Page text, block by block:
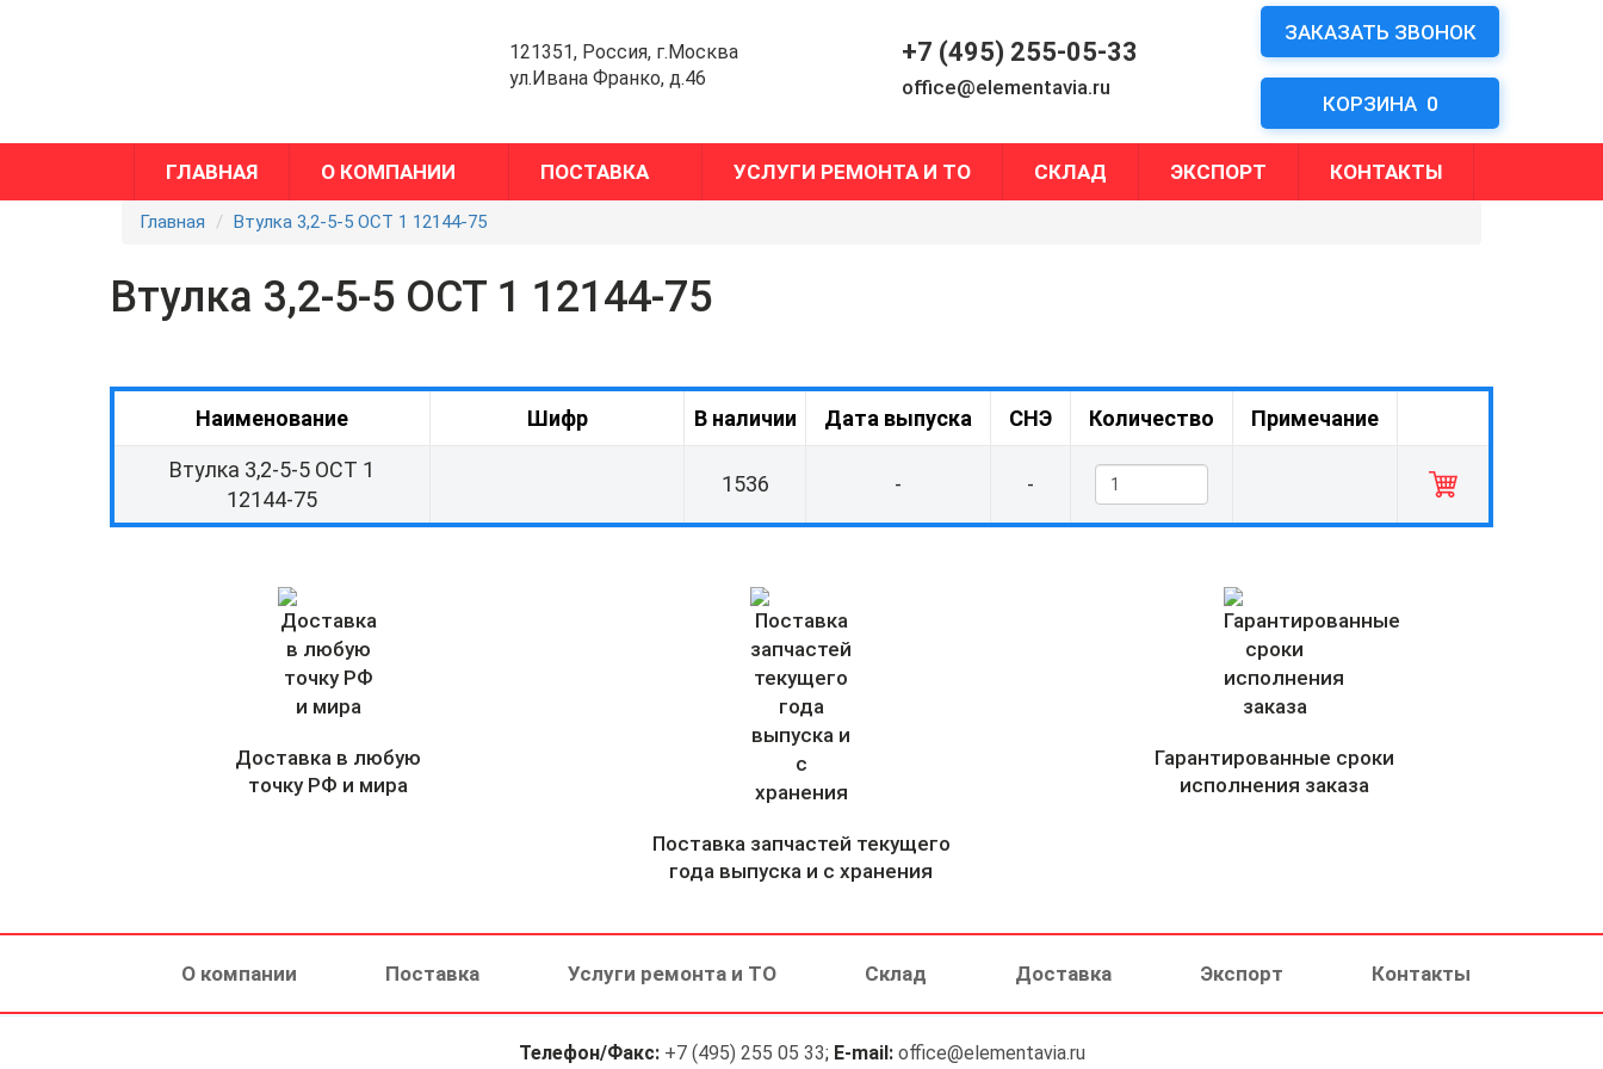
121351, Россия, г.Москва
ул.Ивана Франко, д.46
+7 (495) 255-05-33
office@elementavia.ru
ЗАКАЗАТЬ ЗВОНОК
КОРЗИНА 0
ГЛАВНАЯ О КОМПАНИИ ПОСТАВКА УСЛУГИ РЕМОНТА И ТО СКЛАД ЭКСПОРТ КОНТАКТЫ
Главная Втулка 3,2-5-5 ОСТ 1 12144-75
Втулка 3,2-5-5 ОСТ 1 12144-75
Наименование Шифр В наличии Дата выпуска СНЭ Количество Примечание
Втулка 3,2-5-5 ОСТ 1
12144-75
1536 - -
Доставка в любую
точку РФ и мира
Поставка запчастей текущего
года выпуска и с хранения
Гарантированные сроки
исполнения заказа
О компании Поставка Услуги ремонта и ТО Склад Доставка Экспорт Контакты
Телефон/Факс: +7 (495) 255 05 33; E-mail: office@elementavia.ru